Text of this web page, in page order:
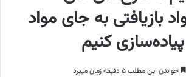
بازیافتی به جای مواد
پیاده‌سازی کنیم
خواندن این مطلب 5 دقیقه زمان میبرد